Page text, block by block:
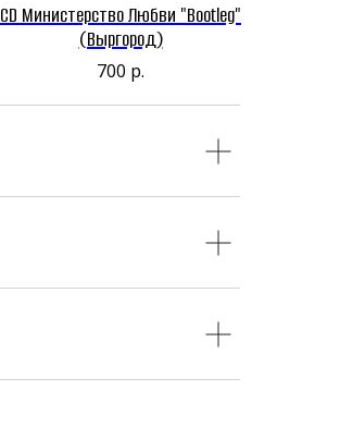
CD Министерство Любви "Bootleg"
(Выргород)
700 р.